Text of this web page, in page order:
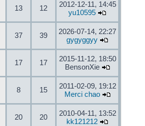
13 12
2012-12-11, 14:45
yu10595
37 39
2026-07-14, 22:27
gygyggyy
17 17
2015-11-12, 18:50
BensonXie
8 15
2011-02-09, 19:12
Merci chao
20 20
2010-04-11, 13:52
kk121212